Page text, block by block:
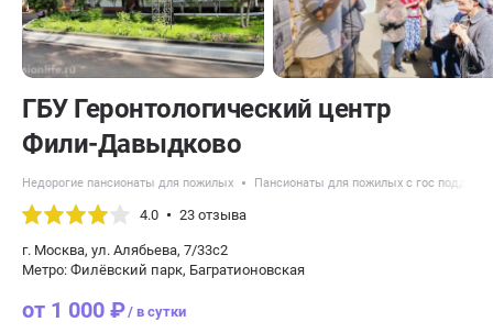
ГБУ Геронтологический центр
Фили-Давыдково
Недорогие пансионаты для пожилых Пансионаты для пожилых с гос
4.0 23 отзыва
г. Москва, ул. Алябьева, 7/33с2
Метро: Филёвский парк, Багратионовская
от 1 000 ₽/ в сутки